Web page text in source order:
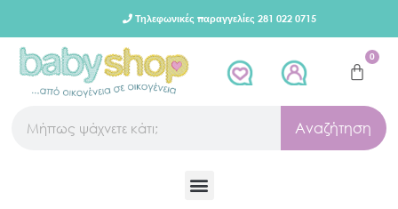
Τηλεφωνικές παραγγελίες 281 022 0715
0
Αναζήτηση